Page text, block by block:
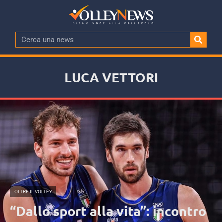
LUCA VETTORI
OLTRE IL VOLLEY
“Dallo sport alla vita”: incontro